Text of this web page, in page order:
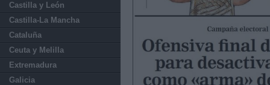
Castilla y León
Castilla-La Mancha
Cataluña
Ceuta y Melilla
Extremadura
Galicia